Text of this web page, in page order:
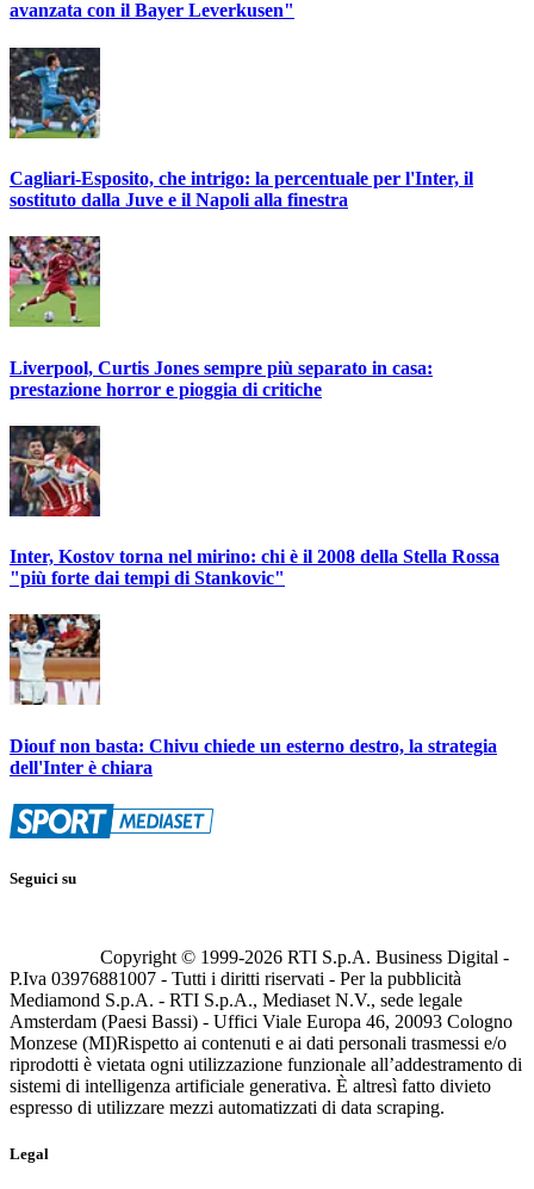
avanzata con il Bayer Leverkusen"
Cagliari-Esposito, che intrigo: la percentuale per l'Inter, il
sostituto dalla Juve e il Napoli alla finestra
Liverpool, Curtis Jones sempre più separato in casa:
prestazione horror e pioggia di critiche
Inter, Kostov torna nel mirino: chi è il 2008 della Stella Rossa
"più forte dai tempi di Stankovic"
Diouf non basta: Chivu chiede un esterno destro, la strategia
dell'Inter è chiara
Seguici su
Copyright © 1999-2026 RTI S.p.A. Business Digital -
P.Iva 03976881007 - Tutti i diritti riservati - Per la pubblicità
Mediamond S.p.A. - RTI S.p.A., Mediaset N.V., sede legale
Amsterdam (Paesi Bassi) - Uffici Viale Europa 46, 20093 Cologno
Monzese (MI)Rispetto ai contenuti e ai dati personali trasmessi e/o
riprodotti è vietata ogni utilizzazione funzionale all’addestramento di
sistemi di intelligenza artificiale generativa. È altresì fatto divieto
espresso di utilizzare mezzi automatizzati di data scraping.
Legal